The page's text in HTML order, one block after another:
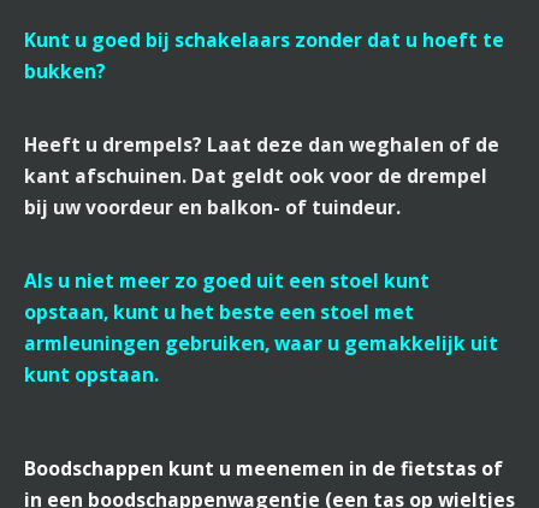
Kunt u goed bij schakelaars zonder dat u hoeft te
bukken?
Heeft u drempels? Laat deze dan weghalen of de
kant afschuinen. Dat geldt ook voor de drempel
bij uw voordeur en balkon- of tuindeur.
Als u niet meer zo goed uit een stoel kunt
opstaan, kunt u het beste een stoel met
armleuningen gebruiken, waar u gemakkelijk uit
kunt opstaan.
Boodschappen kunt u meenemen in de fietstas of
in een boodschappenwagentje (een tas op wieltjes